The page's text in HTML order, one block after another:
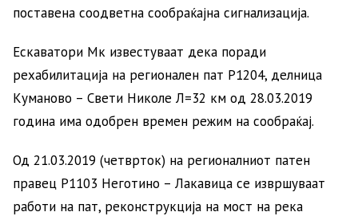
поставена соодветна сообраќајна сигнализација.
Ескаватори Мк известуваат дека поради
рехабилитација на регионален пат Р1204, делница
Куманово – Свети Николе Л=32 км од 28.03.2019
година има одобрен времен режим на сообраќај.
Од 21.03.2019 (четврток) на регионалниот патен
правец Р1103 Неготино – Лакавица се извршуваат
работи на пат, реконструкција на мост на река